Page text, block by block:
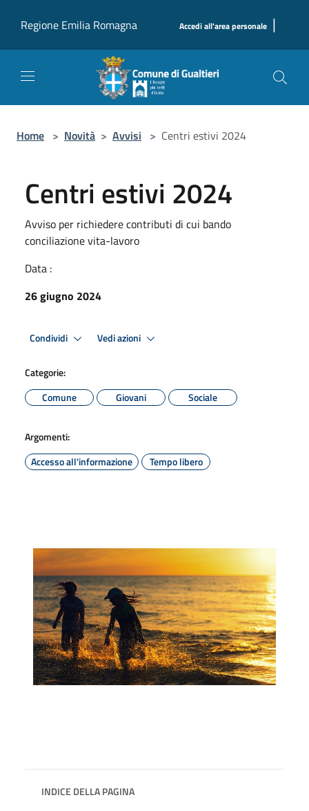
Regione Emilia Romagna
Accedi all'area personale |
Home > Novità > Avvisi > Centri estivi 2024
Centri estivi 2024
Avviso per richiedere contributi di cui bando
conciliazione vita-lavoro
Data :
26 giugno 2024
Condividi Vedi azioni
Categorie:
Comune
Giovani Sociale
Argomenti:
Accesso all'informazione
Tempo libero
INDICE DELLA PAGINA